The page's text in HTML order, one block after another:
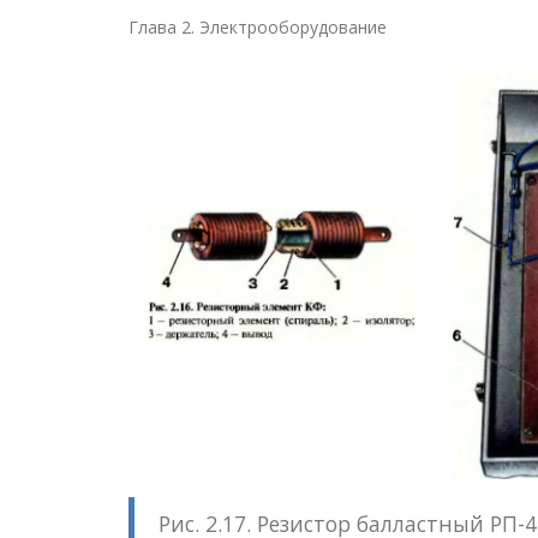
Глава 2. Электрооборудование
Рис. 2.17. Резистор балластный РП-